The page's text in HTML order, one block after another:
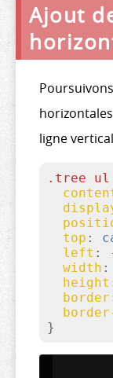
Ajout
ligne
.tree ul
top :
left :
width :
height
border
}